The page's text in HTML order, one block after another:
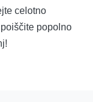
celotno
popolno